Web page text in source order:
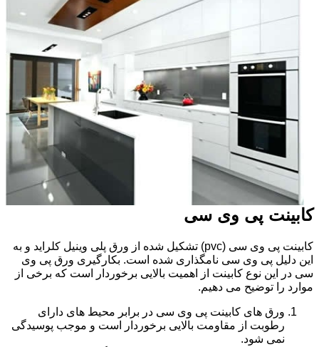
کابینت پی وی سی
کابینت پی وی سی (pvc) تشکیل شده از ورق پلی وینیل کلراید و به
این دلیل پی وی سی نامگذاری شده است. بکارگیری ورق پی وی
سی در این نوع کابینت از اهمیت بالایی برخوردار است که برخی از
موارد را توضیح می دهیم.
ورق های کابینت پی وی سی در برابر محیط های دارای
رطوبت از مقاومت بالایی برخوردار است و موجب پوسیدگی
نمی شود.